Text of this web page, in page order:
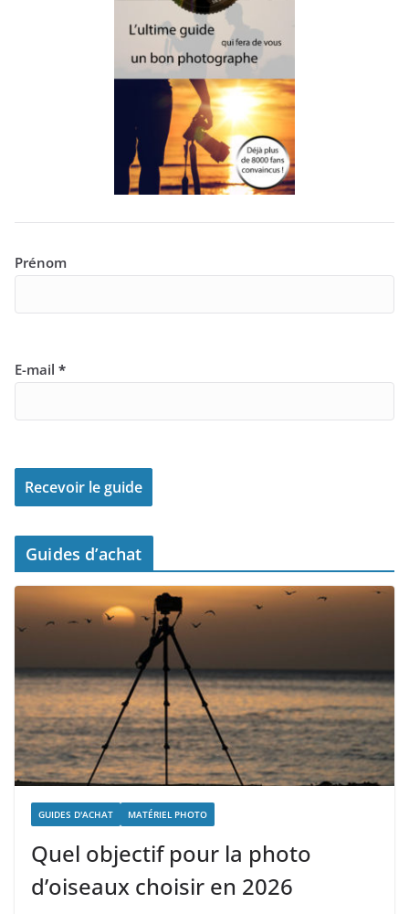
Prénom
E-mail *
Guides d’achat
GUIDES D'ACHAT MATÉRIEL PHOTO
Quel objectif pour la photo
d’oiseaux choisir en 2026